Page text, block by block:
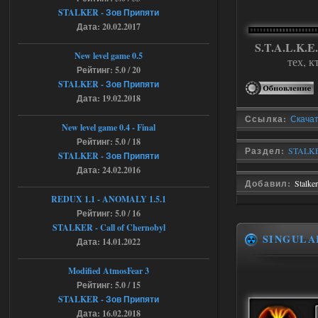
тех,
Ссылка:
Раздел:
Добавил:
Объединенный Пак 2 + OGSR +
STCoP WP 3.4
andreyforest1993
там есть опция расшириные
анимации нпс, я поставил
галочку но толку ноль, ни каких
анимаций нет, может это что-то другое,
кнопок по поводу анимаций
Последний рассвет - Эпизод 1
22:29
Stalker-Mods-Clan-su
Доступно только для пользователей
Объединенный Пак 2 + OGSR +
STCoP WP 3.4
STALKER - Зов Припяти
Дата: 20.02.2017
New level game 0.5
Рейтинг: 5.0 / 20
STALKER - Зов Припяти
Дата: 19.02.2018
New level game 0.4 - Final
Рейтинг: 5.0 / 18
STALKER - Зов Припяти
Дата: 24.02.2016
REDUX 1.1​​​​​​​ - ANOMALY 1.5.1
Рейтинг: 5.0 / 16
STALKER - Call of Chernobyl
Дата: 14.01.2022
Modified AtmosFear 3
Рейтинг: 5.0 / 15
STALKER - Зов Припяти
Дата: 16.02.2018